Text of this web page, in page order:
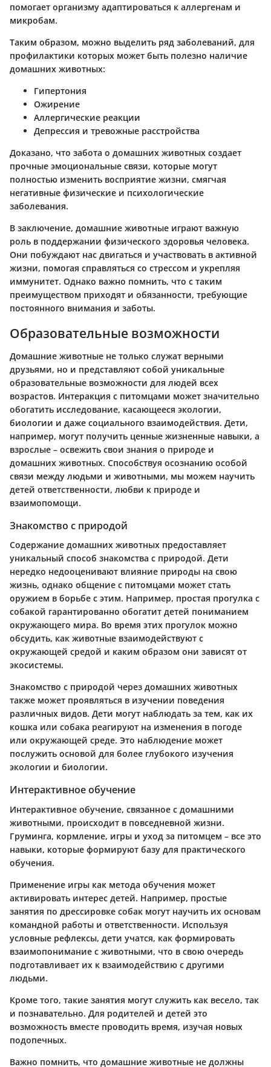
помогает организму адаптироваться к аллергенам и
микробам.
Таким образом, можно выделить ряд заболеваний, для
профилактики которых может быть полезно наличие
домашних животных:
Гипертония
Ожирение
Аллергические реакции
Депрессия и тревожные расстройства
Доказано, что забота о домашних животных создает
прочные эмоциональные связи, которые могут
полностью изменить восприятие жизни, смягчая
негативные физические и психологические
заболевания.
В заключение, домашние животные играют важную
роль в поддержании физического здоровья человека.
Они побуждают нас двигаться и участвовать в активной
жизни, помогая справляться со стрессом и укрепляя
иммунитет. Однако важно помнить, что с таким
преимуществом приходят и обязанности, требующие
постоянного внимания и заботы.
Образовательные возможности
Домашние животные не только служат верными
друзьями, но и представляют собой уникальные
образовательные возможности для людей всех
возрастов. Интеракция с питомцами может значительно
обогатить исследование, касающееся экологии,
биологии и даже социального взаимодействия. Дети,
например, могут получить ценные жизненные навыки, а
взрослые – освежить свои знания о природе и
домашних животных. Способствуя осознанию особой
связи между людьми и животными, мы можем научить
детей ответственности, любви к природе и
взаимопомощи.
Знакомство с природой
Содержание домашних животных предоставляет
уникальный способ знакомства с природой. Дети
нередко недооценивают влияние природы на свою
жизнь, однако общение с питомцами может стать
оружием в борьбе с этим. Например, простая прогулка с
собакой гарантированно обогатит детей пониманием
окружающего мира. Во время этих прогулок можно
обсудить, как животные взаимодействуют с
окружающей средой и каким образом они зависят от
экосистемы.
Знакомство с природой через домашних животных
также может проявляться в изучении поведения
различных видов. Дети могут наблюдать за тем, как их
кошка или собака реагируют на изменения в погоде
или окружающей среде. Это наблюдение может
послужить основой для более глубокого изучения
экологии и биологии.
Интерактивное обучение
Интерактивное обучение, связанное с домашними
животными, происходит в повседневной жизни.
Груминга, кормление, игры и уход за питомцем – все это
навыки, которые формируют базу для практического
обучения.
Применение игры как метода обучения может
активировать интерес детей. Например, простые
занятия по дрессировке собак могут научить их основам
командной работы и ответственности. Используя
условные рефлексы, дети учатся, как формировать
взаимопонимание с животными, что в свою очередь
подготавливает их к взаимодействию с другими
людьми.
Кроме того, такие занятия могут служить как весело, так
и познавательно. Для родителей и детей это
возможность вместе проводить время, изучая новых
подопечных.
Важно помнить, что домашние животные не должны